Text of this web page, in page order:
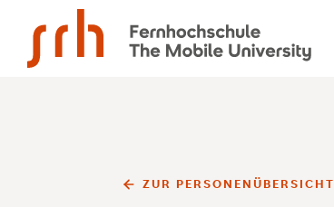
ZUR PERSONENÜBERSICHT